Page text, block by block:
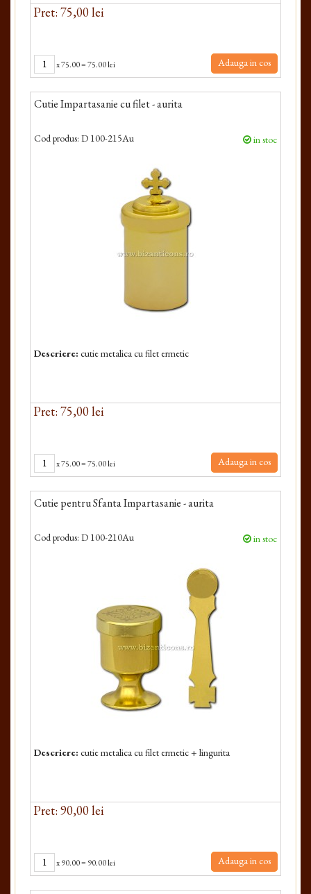
Pret: 75,00 lei
x75.00=75.00 lei Adauga in cos
Cutie Impartasanie cu filet - aurita
Cod produs: D 100-215Au in stoc
Descriere: cutie metalica cu filet ermetic
Pret: 75,00 lei
x75.00=75.00 lei Adauga in cos
Cutie pentru Sfanta Impartasanie - aurita
Cod produs: D 100-210Au in stoc
Descriere: cutie metalica cu filet ermetic + lingurita
Pret: 90,00 lei
x90.00= 90.00 lei Adauga in cos